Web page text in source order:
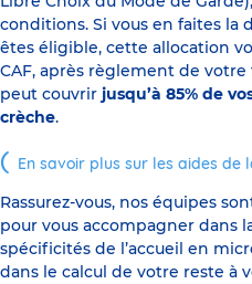
conditions. Si vous en faites la
êtes éligible, cette allocation
CAF, après règlement de
peut couvrir jusqu’à 85% de
crèche.
En savoir plus sur les aides de
Rassurez-vous, nos équipes
pour vous accompagner dans
spécificités de l’accueil en
dans le calcul de votre reste à